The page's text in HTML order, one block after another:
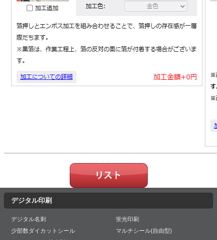
デジタル印刷
デジタル名刺
蛍光印刷
少部数ダイカットシール
マルチシール(自由型)